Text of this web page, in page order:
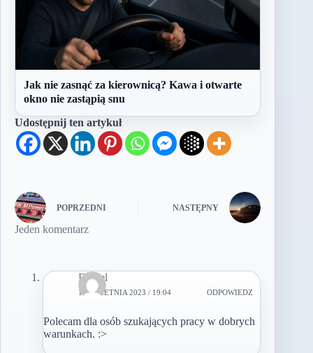
Jak nie zasnąć za kierownicą? Kawa i otwarte
okno nie zastąpią snu
Udostępnij ten artykuł
POPRZEDNI NASTĘPNY
Jeden komentarz
Daniel
10 KWIETNIA 2023 / 19:04 ODPOWIEDZ
Polecam dla osób szukających pracy w dobrych
warunkach. :>